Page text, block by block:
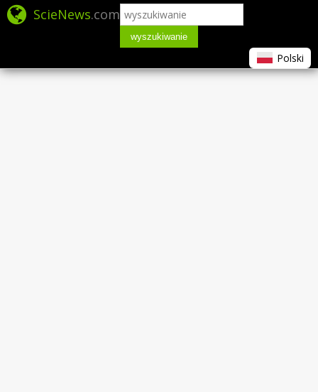
ScieNews.com
wyszukiwanie
Polski